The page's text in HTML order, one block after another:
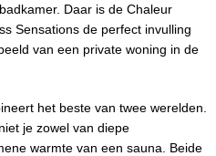
Daar is de Chaleur
Sensations de perfect invulling
van een private woning in de
het beste van twee werelden.
je zowel van diepe
warmte van een sauna. Beide